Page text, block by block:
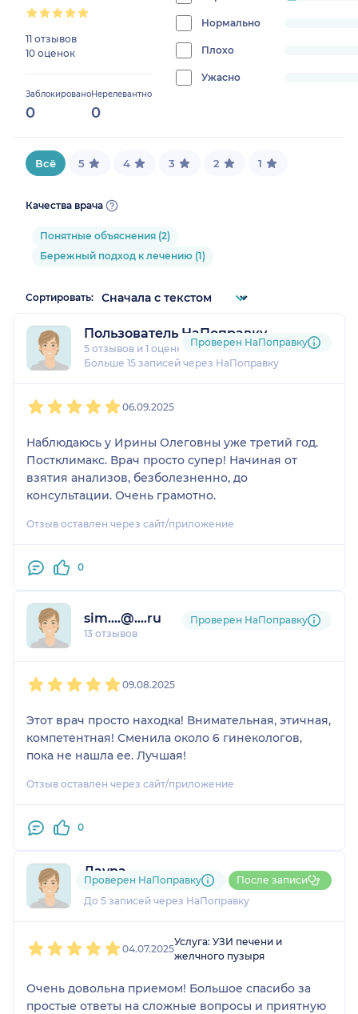
11 отзывов
10 оценок
Заблокировано
0
Нерелевантно
0
4.761904761904762%
Нормально
0%
Плохо
progress:
Ужасно
0%
Всё 5 4 3 2 1
Качества врача
Понятные объяснения (2)
Бережный подход к лечению (1)
Сортировать:
Пользователь НаПоправку
5 отзывов и 1 оценка
Больше 15 записей через НаПоправку
Проверен НаПоправку
06.09.2025
Наблюдаюсь у Ирины Олеговны уже третий год.
Постклимакс. Врач просто супер! Начиная от
взятия анализов, безболезненно, до
консультации. Очень грамотно.
Отзыв оставлен через сайт/приложение
0
sim....@....ru
13 отзывов
Проверен НаПоправку
09.08.2025
Этот врач просто находка! Внимательная, этичная,
компетентная! Сменила около 6 гинекологов,
пока не нашла ее. Лучшая!
Отзыв оставлен через сайт/приложение
0
Лаура
1 отзыв
До 5 записей через НаПоправку
Проверен НаПоправку После записи
04.07.2025
Услуга: УЗИ печени и
желчного пузыря
Очень довольна приемом! Большое спасибо за
простые ответы на сложные вопросы и приятную